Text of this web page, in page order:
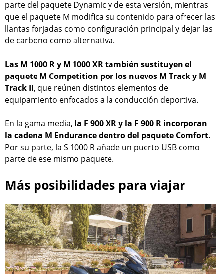
parte del paquete Dynamic y de esta versión, mientras
que el paquete M modifica su contenido para ofrecer las
llantas forjadas como configuración principal y dejar las
de carbono como alternativa.
Las M 1000 R y M 1000 XR también sustituyen el
paquete M Competition por los nuevos M Track y M
Track II, que reúnen distintos elementos de
equipamiento enfocados a la conducción deportiva.
En la gama media, la F 900 XR y la F 900 R incorporan
la cadena M Endurance dentro del paquete Comfort.
Por su parte, la S 1000 R añade un puerto USB como
parte de ese mismo paquete.
Más posibilidades para viajar